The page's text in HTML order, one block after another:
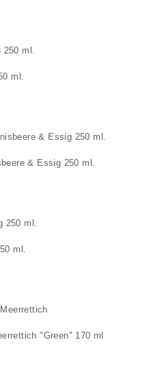
ml.
& Essig 250 ml.
ml.
"Green" 170 ml